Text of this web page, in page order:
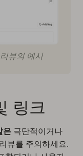
뷰의 예시
링크
은 극단적이거나
뷰를 주의하세요.